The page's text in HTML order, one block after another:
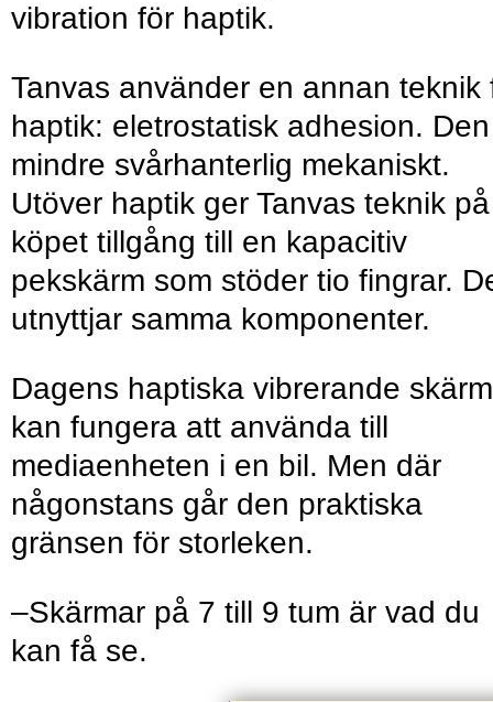
vibration för haptik.
Tanvas använder en annan teknik
haptik: eletrostatisk adhesion.
mindre svårhanterlig mekaniskt.
Utöver haptik ger Tanvas teknik på
köpet tillgång till en kapacitiv
pekskärm som stöder tio fingrar.
utnyttjar samma komponenter.
Dagens haptiska vibrerande
kan fungera att använda till
mediaenheten i en bil. Men där
någonstans går den praktiska
gränsen för storleken.
–Skärmar på 7 till 9 tum är vad du
kan få se.